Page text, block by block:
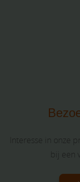
Interesse in onze
bij een